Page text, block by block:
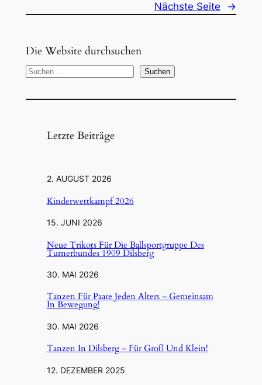
e
r
w
k
f
Nächste Seite
→
Die Website durchsuchen
S
c
Suchen
Letzte Beiträge
2. AUGUST 2026
Kinderwettkampf 2026
15. JUNI 2026
Neue Trikots Für Die Ballsportgruppe Des
Turnerbundes 1909 Dilsberg
30. MAI 2026
Tanzen Für Paare Jeden Alters – Gemeinsam
In Bewegung!
30. MAI 2026
Tanzen In Dilsberg – Für Groß Und Klein!
12. DEZEMBER 2025